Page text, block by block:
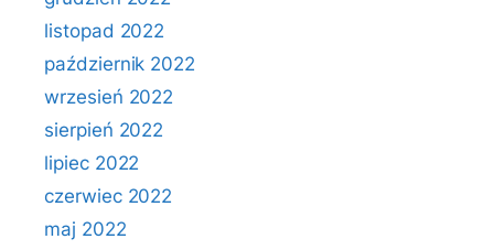
listopad 2022
październik 2022
wrzesień 2022
sierpień 2022
lipiec 2022
czerwiec 2022
maj 2022